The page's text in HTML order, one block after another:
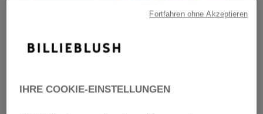
IHRE COOKIE-EINSTELLUNGEN
Fortfahren ohne Akzeptieren